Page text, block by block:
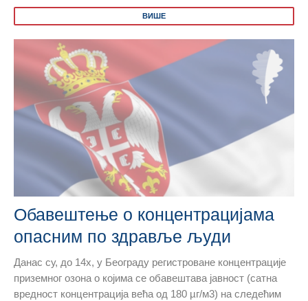
ВИШЕ
Обавештење о концентрацијама
опасним по здравље људи
Данас су, до 14х, у Београду регистроване концентрације
приземног озона о којима се обавештава јавност (сатна
вредност концентрација већа од 180 µг/м3) на следећим